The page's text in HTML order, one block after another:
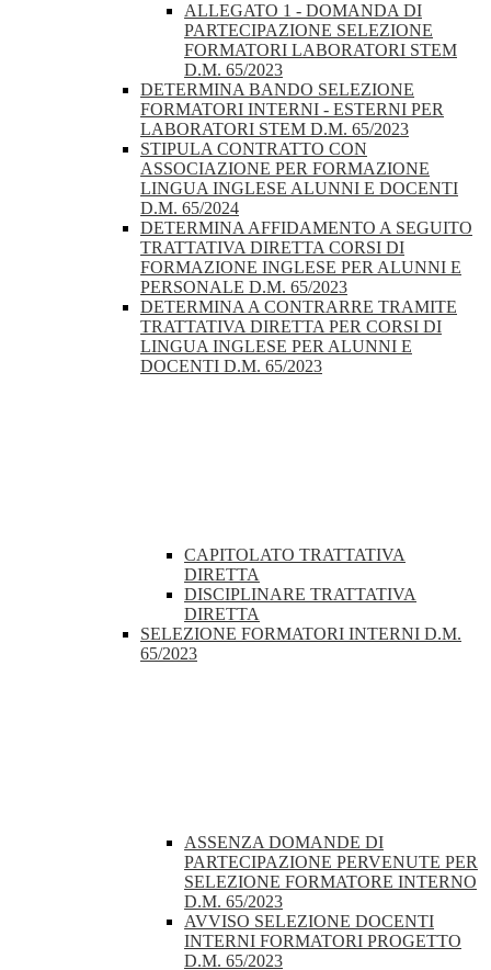
ALLEGATO 1 - DOMANDA DI
PARTECIPAZIONE SELEZIONE
FORMATORI LABORATORI STEM
D.M. 65/2023
DETERMINA BANDO SELEZIONE
FORMATORI INTERNI - ESTERNI PER
LABORATORI STEM D.M. 65/2023
STIPULA CONTRATTO CON
ASSOCIAZIONE PER FORMAZIONE
LINGUA INGLESE ALUNNI E DOCENTI
D.M. 65/2024
DETERMINA AFFIDAMENTO A SEGUITO
TRATTATIVA DIRETTA CORSI DI
FORMAZIONE INGLESE PER ALUNNI E
PERSONALE D.M. 65/2023
DETERMINA A CONTRARRE TRAMITE
TRATTATIVA DIRETTA PER CORSI DI
LINGUA INGLESE PER ALUNNI E
DOCENTI D.M. 65/2023
CAPITOLATO TRATTATIVA
DIRETTA
DISCIPLINARE TRATTATIVA
DIRETTA
SELEZIONE FORMATORI INTERNI D.M.
65/2023
ASSENZA DOMANDE DI
PARTECIPAZIONE PERVENUTE PER
SELEZIONE FORMATORE INTERNO
D.M. 65/2023
AVVISO SELEZIONE DOCENTI
INTERNI FORMATORI PROGETTO
D.M. 65/2023